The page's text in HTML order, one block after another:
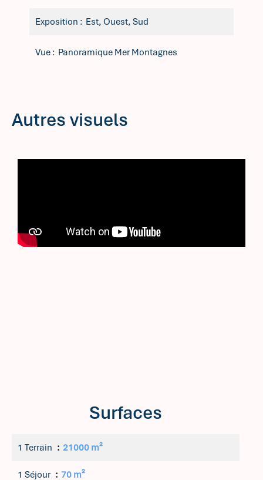
Exposition Est, Ouest, Sud
Vue Panoramique Mer Montagnes
Autres visuels
Surfaces
1 Terrain 21000 m²
1 Séjour 70 m²